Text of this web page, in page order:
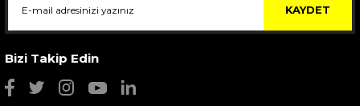
KAYDET
Bizi Takip Edin